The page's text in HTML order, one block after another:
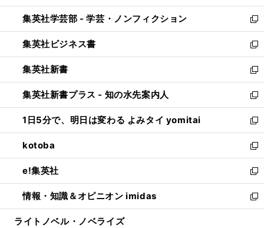
開
く
ウ
で
開
く
ン
ド
ウ
で
開
く
ウ
ィ
ン
ド
ウ
で
開
く
集英社学芸部 - 学芸・ノンフィクション
新
し
い
ウ
ィ
ン
ド
ウ
で
開
く
集英社ビジネス書
新
し
い
ウ
ィ
ン
ド
ウ
で
開
く
集英社新書
新
し
い
ウ
ィ
ン
ド
ウ
で
開
く
集英社新書プラス - 知の水先案内人
新
し
い
ウ
ィ
ン
ド
ウ
で
開
1日5分で、明日は変わる よみタイ yomitai
新
し
い
ウ
ィ
ン
ド
ウ
kotoba
新
し
い
ウ
ィ
ン
e!集英社
新
し
い
ウ
情報・知識＆オピニオン imidas
新
し
ライトノベル・ノベライズ